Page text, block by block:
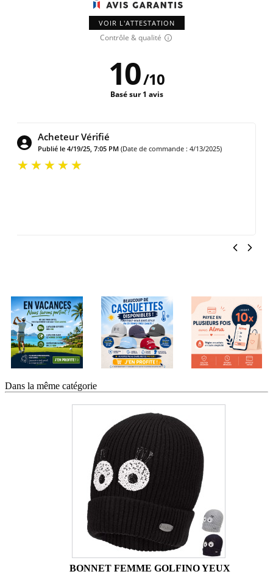
VOIR L'ATTESTATION
Contrôle & qualité
10/10
Basé sur 1 avis
Acheteur Vérifié
Publié le 4/19/25, 7:05 PM (Date de commande : 4/13/2025)
Dans la même catégorie
BONNET FEMME GOLFINO YEUX